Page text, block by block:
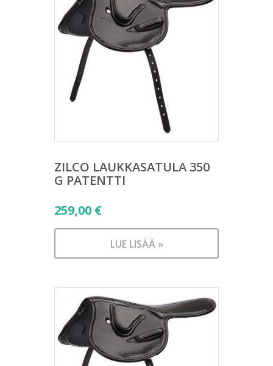
ZILCO LAUKKASATULA 350
G PATENTTI
259,00 €
LUE LISÄÄ »